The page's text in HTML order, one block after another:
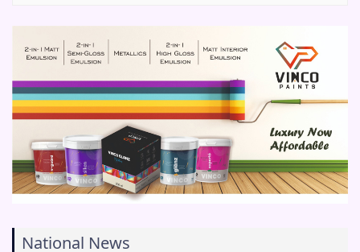
National News